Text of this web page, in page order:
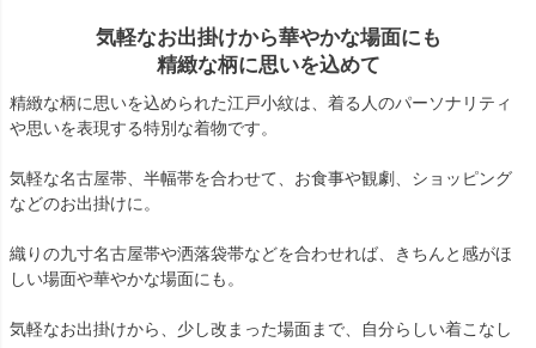
気軽なお出掛けから華やかな場面にも
精緻な柄に思いを込めて
精緻な柄に思いを込められた江戸小紋は、着る人のパーソナリティ
や思いを表現する特別な着物です。
気軽な名古屋帯、半幅帯を合わせて、お食事や観劇、ショッピング
などのお出掛けに。
織りの九寸名古屋帯や洒落袋帯などを合わせれば、きちんと感がほ
しい場面や華やかな場面にも。
気軽なお出掛けから、少し改まった場面まで、自分らしい着こなし